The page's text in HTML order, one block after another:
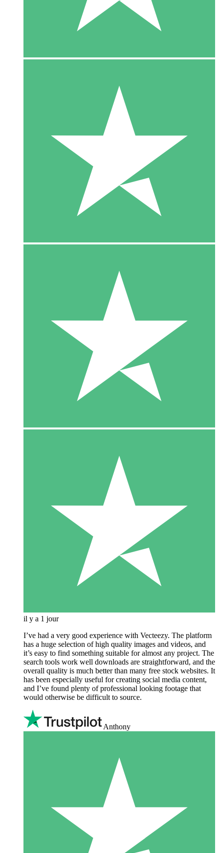
il y a 1 jour
I’ve had a very good experience with Vecteezy. The platform
has a huge selection of high quality images and videos, and
it’s easy to find something suitable for almost any project. The
search tools work well downloads are straightforward, and the
overall quality is much better than many free stock websites. It
has been especially useful for creating social media content,
and I’ve found plenty of professional looking footage that
would otherwise be difficult to source.
Anthony